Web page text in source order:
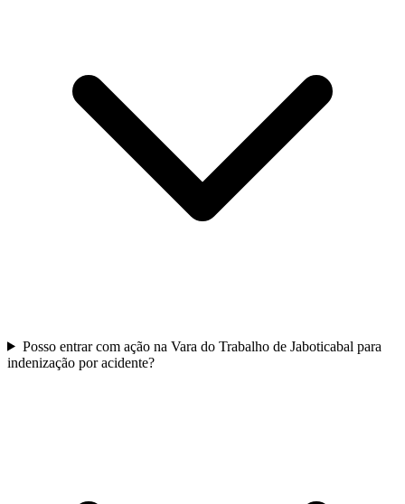
Posso entrar com ação na Vara do Trabalho de Jaboticabal para
indenização por acidente?